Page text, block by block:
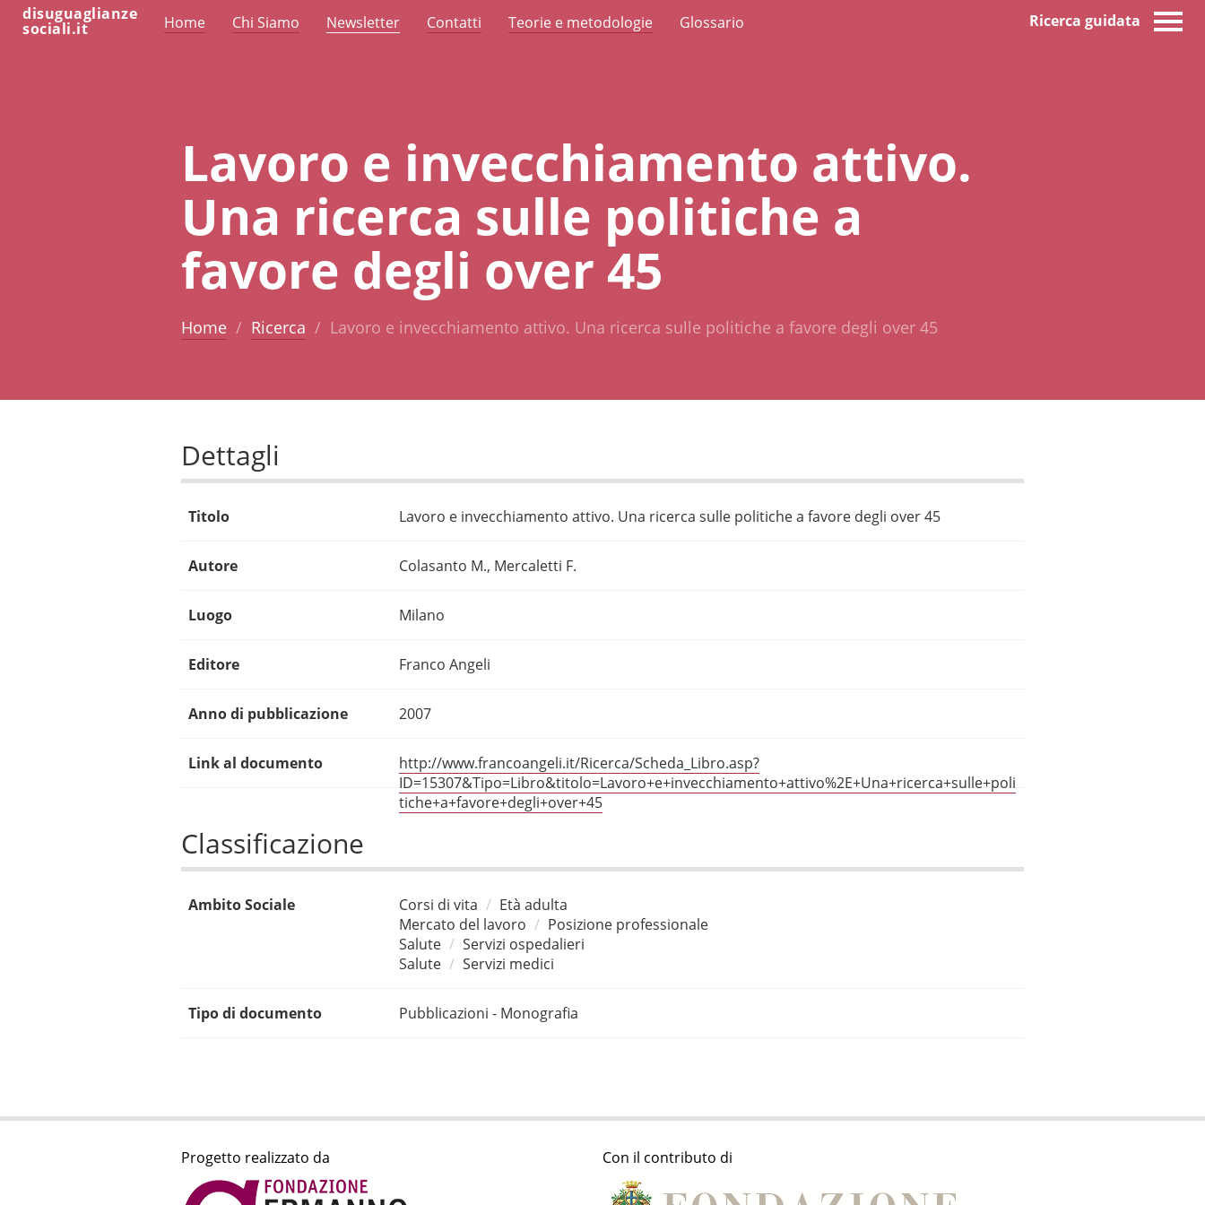
disuguaglianze
sociali.it Home Chi Siamo Newsletter Contatti Teorie e metodologie Glossario Ricerca guidata
Lavoro e invecchiamento attivo.
Una ricerca sulle politiche a
favore degli over 45
Home Ricerca Lavoro e invecchiamento attivo. Una ricerca sulle politiche a favore degli over 45
Dettagli
Titolo Lavoro e invecchiamento attivo. Una ricerca sulle politiche a favore degli over 45
Autore Colasanto M., Mercaletti F.
Luogo Milano
Editore Franco Angeli
Anno di pubblicazione 2007
Link al documento
http://www.francoangeli.it/Ricerca/Scheda_Libro.asp?
ID=15307&Tipo=Libro&titolo=Lavoro+e+invecchiamento+attivo%2E+Una+ricerca+sulle+poli
tiche+a+favore+degli+over+45
Classificazione
Ambito Sociale Corsi di vita
Età adulta
Mercato del lavoro
Posizione professionale
Salute
Servizi ospedalieri
Salute
Servizi medici
Tipo di documento Pubblicazioni - Monografia
Progetto realizzato da Con il contributo di